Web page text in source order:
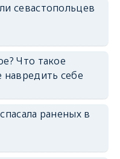
севастопольцев
Что такое
себе
раненых в